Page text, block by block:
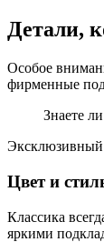
Детали,
Особое
фирменные
Знаете
Эксклюзивный
Цвет и
Классика
яркими